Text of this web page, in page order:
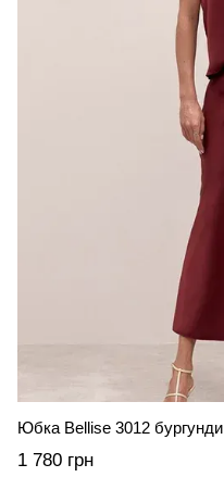
Юбка Bellise 3012 бургунди
1 780 грн